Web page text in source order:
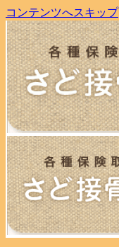
コンテンツへスキップ